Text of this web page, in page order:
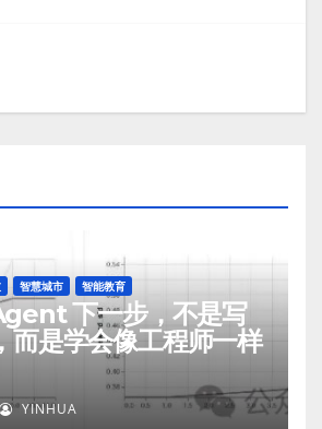
智慧城市 智能教育
下一步，不是写
而是学会像工程师一样
YINHUA